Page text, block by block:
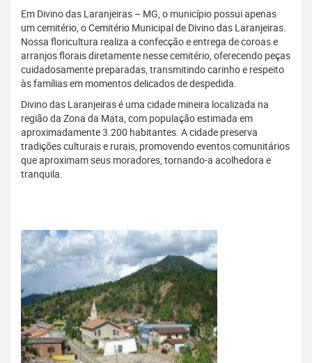
Em Divino das Laranjeiras – MG, o município possui apenas
um cemitério, o Cemitério Municipal de Divino das Laranjeiras.
Nossa floricultura realiza a confecção e entrega de coroas e
arranjos florais diretamente nesse cemitério, oferecendo peças
cuidadosamente preparadas, transmitindo carinho e respeito
às famílias em momentos delicados de despedida.
Divino das Laranjeiras é uma cidade mineira localizada na
região da Zona da Mata, com população estimada em
aproximadamente 3.200 habitantes. A cidade preserva
tradições culturais e rurais, promovendo eventos comunitários
que aproximam seus moradores, tornando-a acolhedora e
tranquila.